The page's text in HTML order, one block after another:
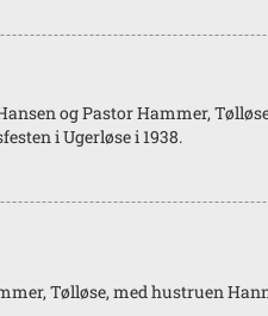
og Pastor Hammer,
i Ugerløse i 1938.
Tølløse, med hustruen